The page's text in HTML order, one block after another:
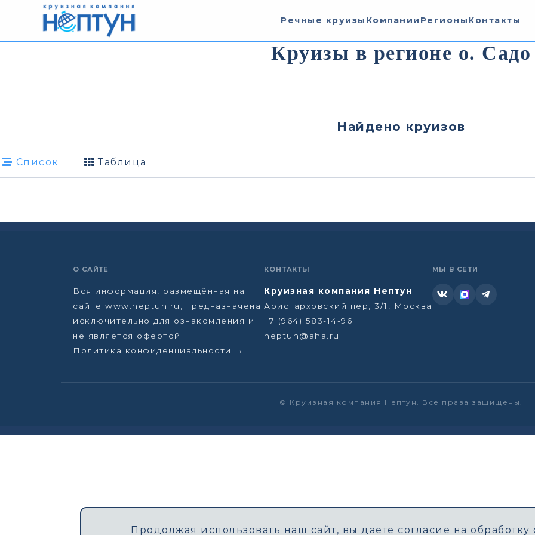
Речные круизы Компании РегионыКонтакты
Круизы в регионе о. Садо
Найдено круизов
Список Таблица
О САЙТЕ
Вся информация, размещённая на
сайте www.neptun.ru, предназначена
исключительно для ознакомления и
не является офертой.
Политика конфиденциальности →
КОНТАКТЫ
Круизная компания Нептун
Аристарховский пер, 3/1, Москва
+7 (964) 583-14-96
neptun@aha.ru
МЫ В СЕТИ
© Круизная компания Нептун. Все права защищены.
Продолжая использовать наш сайт, вы даете согласие на